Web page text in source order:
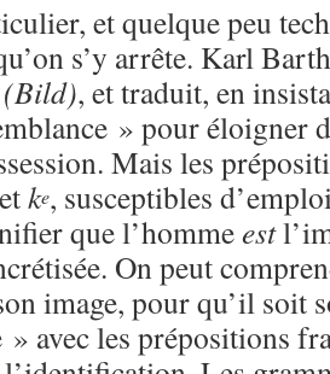
et quelque peu
s’y arrête. Karl
(Bild), et traduit, en
» pour éloigner
Mais les
etke, susceptibles
que l’hommeest
On peut
image, pour qu’il soit
» avec les prépositions